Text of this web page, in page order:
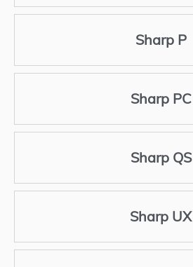
Sharp P
Sharp PC
Sharp QS
Sharp UX